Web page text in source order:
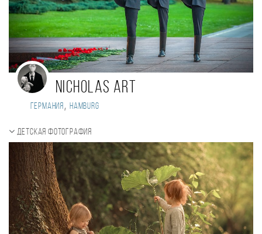
Nicholas Art
Германия, Hamburg
Детская фотография